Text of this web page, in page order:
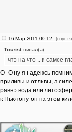
16-Мар-2011 00:12
Tourist писал(а):
что на что .. и самое
О_О ну я надеюсь
приливы и отливы, а силе
равно вода или
к Ньютону, он на этом